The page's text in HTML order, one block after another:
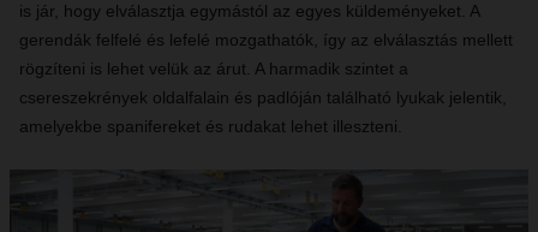
is jár, hogy elválasztja egymástól az egyes küldeményeket. A
gerendák felfelé és lefelé mozgathatók, így az elválasztás mellett
rögzíteni is lehet velük az árut. A harmadik szintet a
csereszekrények oldalfalain és padlóján található lyukak jelentik,
amelyekbe spanifereket és rudakat lehet illeszteni.